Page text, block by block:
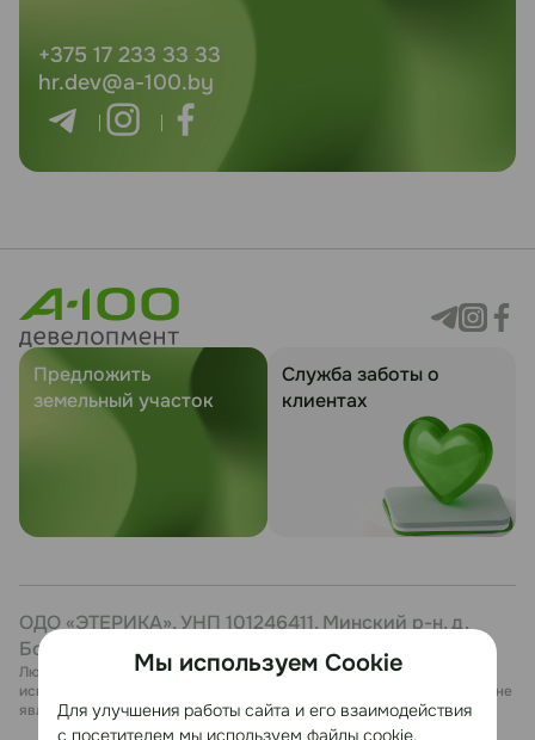
+375 17 233 33 33
hr.dev@a-100.by
Предложить
земельный участок
Служба заботы о
клиентах
ОДО «ЭТЕРИКА», УНП 101246411, Минский р-н, д.
Боровая, 7, каб. 27
Любая информация, представленная на данном сайте, носит
исключительно информационный характер и ни при каких условиях не
является публичной офертой.
Мы используем Cookie
Для улучшения работы сайта и его взаимодействия
с посетителем мы используем файлы cookie.